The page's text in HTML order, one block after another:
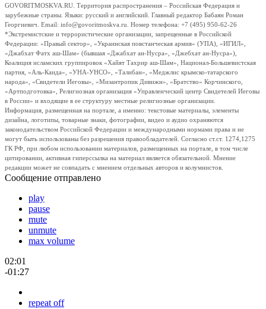
GOVORITMOSKVA.RU. Территория распространения – Российская Федерация и
зарубежные страны. Языки: русский и английский. Главный редактор Бабаян Роман
Георгиевич. Email: info@govoritmoskva.ru. Номер телефона: +7 (495) 950-62-26
*Экстремистские и террористические организации, запрещенные в Российской
Федерации: «Правый сектор», «Украинская повстанческая армия» (УПА), «ИГИЛ»,
«Джабхат Фатх аш-Шам» (бывшая «Джабхат ан-Нусра», «Джебхат ан-Нусра»),
Коалиция исламских группировок «Хайят Тахрир аш-Шам», Национал-Большевистская
партия, «Аль-Каида», «УНА-УНСО», «Талибан», «Меджлис крымско-татарского
народа», «Свидетели Иеговы», «Мизантропик Дивижн», «Братство» Корчинского,
«Артподготовка», Религиозная организация «Управленческий центр Свидетелей Иеговы
в России» и входящие в ее структуру местные религиозные организации.
Информация, размещенная на портале, а именно: текстовые материалы, элементы
дизайна, логотипы, товарные знаки, фотографии, видео и аудио охраняются
законодательством Российской Федерации и международными нормами права и не
могут быть использованы без разрешения правообладателей. Согласно ст.ст. 1274,1275
ГК РФ, при любом использовании материалов, размещенных на портале, в том числе
цитировании, активная гиперссылка на материал является обязательной. Мнение
редакции может не совпадать с мнением отдельных авторов и колумнистов.
Сообщение отправлено
play
pause
mute
unmute
max volume
02:01
-01:27
repeat off